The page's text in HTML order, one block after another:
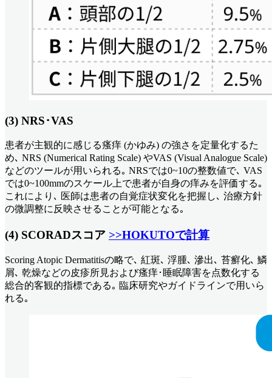
(3) NRS･VAS
患者が主観的に感じる瘙痒 (かゆみ) の強さを定量化するた
め､ NRS (Numerical Rating Scale) やVAS (Visual Analogue Scale)
などのツールが用いられる｡ NRSでは0~10の整数値で､ VAS
では0~100mmのスケール上で患者が自身の痒みを評価する｡
これにより､ 医師は患者の自覚症状変化を把握し､ 治療方針
の微調整に反映させることが可能となる｡
(4) SCORADスコア >>HOKUTOで計算
Scoring Atopic Dermatitisの略で､ 紅斑､ 浮腫､ 滲出､ 苔癬化､ 鱗
屑､ 乾燥などの皮疹所見および瘙痒･睡眠障害を点数化する
総合的客観的指標である｡ 臨床研究やガイドラインで用いら
れる｡